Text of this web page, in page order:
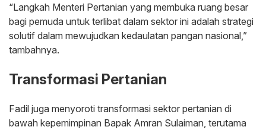
“Langkah Menteri Pertanian yang membuka ruang besar
bagi pemuda untuk terlibat dalam sektor ini adalah strategi
solutif dalam mewujudkan kedaulatan pangan nasional,”
tambahnya.
Transformasi Pertanian
Fadil juga menyoroti transformasi sektor pertanian di
bawah kepemimpinan Bapak Amran Sulaiman, terutama